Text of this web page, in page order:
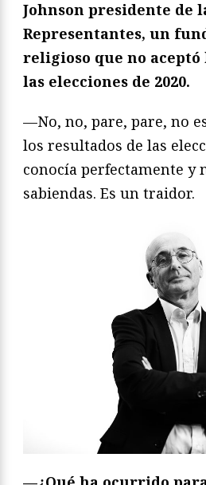
Johnson presidente de
Representantes, un
religioso que no aceptó
las elecciones de 2020.
—No, no, pare, pare, no
los resultados de las
conocía perfectamente y
sabiendas. Es un traidor.